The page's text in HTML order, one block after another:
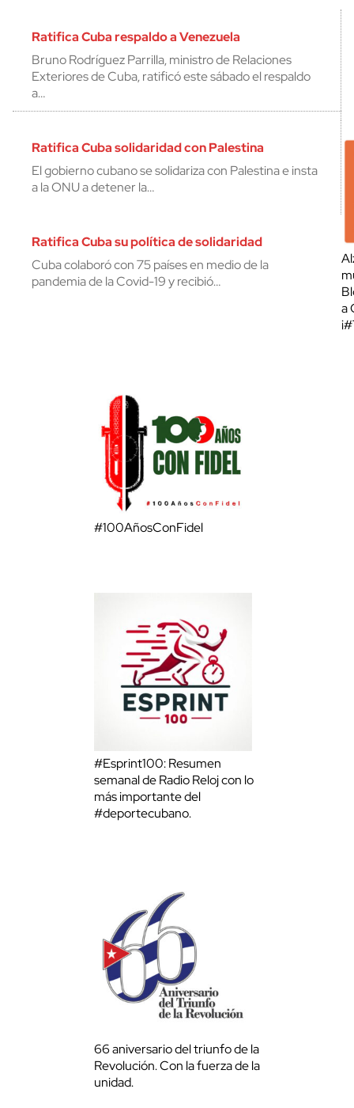
Ratifica Cuba respaldo a Venezuela
Bruno Rodríguez Parrilla, ministro de Relaciones
Exteriores de Cuba, ratificó este sábado el respaldo
a…
Ratifica Cuba solidaridad con Palestina
El gobierno cubano se solidariza con Palestina e insta
a la ONU a detener la…
Ratifica Cuba su política de solidaridad
Cuba colaboró con 75 países en medio de la
pandemia de la Covid-19 y recibió…
a
#100AñosConFidel
#Esprint100: Resumen
semanal de Radio Reloj con lo
más importante del
#deportecubano.
66 aniversario del triunfo de la
Revolución. Con la fuerza de la
unidad.